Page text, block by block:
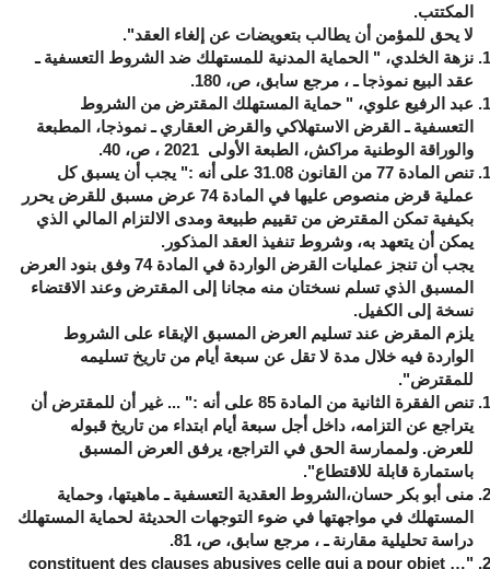
المكتتب.
لا يحق للمؤمن أن يطالب بتعويضات عن إلغاء العقد".
نزهة الخلدي، " الحماية المدنية للمستهلك ضد الشروط التعسفية ـ
عقد البيع نموذجا ـ ، مرجع سابق، ص، 180.
عبد الرفيع علوي، " حماية المستهلك المقترض من الشروط
التعسفية ـ القرض الاستهلاكي والقرض العقاري ـ نموذجا، المطبعة
والوراقة الوطنية مراكش، الطبعة الأولى 2021 ، ص، 40.
تنص المادة 77 من القانون 31.08 على أنه :" يجب أن يسبق كل
عملية قرض منصوص عليها في المادة 74 عرض مسبق للقرض يحرر
بكيفية تمكن المقترض من تقييم طبيعة ومدى الالتزام المالي الذي
يمكن أن يتعهد به، وشروط تنفيذ العقد المذكور.
يجب أن تنجز عمليات القرض الواردة في المادة 74 وفق بنود العرض
المسبق الذي تسلم نسختان منه مجانا إلى المقترض وعند الاقتضاء
نسخة إلى الكفيل.
يلزم المقرض عند تسليم العرض المسبق الإبقاء على الشروط
الواردة فيه خلال مدة لا تقل عن سبعة أيام من تاريخ تسليمه
للمقترض".
تنص الفقرة الثانية من المادة 85 على أنه :" ... غير أن للمقترض أن
يتراجع عن التزامه، داخل أجل سبعة أيام ابتداء من تاريخ قبوله
للعرض. ولممارسة الحق في التراجع، يرفق العرض المسبق
باستمارة قابلة للاقتطاع".
منى أبو بكر حسان،الشروط العقدية التعسفية ـ ماهيتها، وحماية
المستهلك في مواجهتها في ضوء التوجهات الحديثة لحماية المستهلك
دراسة تحليلية مقارنة ـ ، مرجع سابق، ص، 81.
"
… constituent des clauses abusives celle qui a pour objet